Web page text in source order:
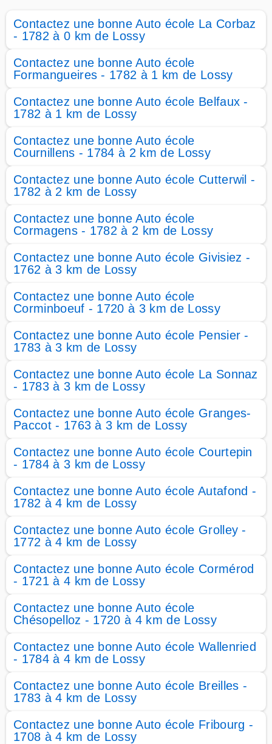
Contactez une bonne Auto école La Corbaz
- 1782 à 0 km de Lossy
Contactez une bonne Auto école
Formangueires - 1782 à 1 km de Lossy
Contactez une bonne Auto école Belfaux -
1782 à 1 km de Lossy
Contactez une bonne Auto école
Cournillens - 1784 à 2 km de Lossy
Contactez une bonne Auto école Cutterwil -
1782 à 2 km de Lossy
Contactez une bonne Auto école
Cormagens - 1782 à 2 km de Lossy
Contactez une bonne Auto école Givisiez -
1762 à 3 km de Lossy
Contactez une bonne Auto école
Corminboeuf - 1720 à 3 km de Lossy
Contactez une bonne Auto école Pensier -
1783 à 3 km de Lossy
Contactez une bonne Auto école La Sonnaz
- 1783 à 3 km de Lossy
Contactez une bonne Auto école Granges-
Paccot - 1763 à 3 km de Lossy
Contactez une bonne Auto école Courtepin
- 1784 à 3 km de Lossy
Contactez une bonne Auto école Autafond -
1782 à 4 km de Lossy
Contactez une bonne Auto école Grolley -
1772 à 4 km de Lossy
Contactez une bonne Auto école Cormérod
- 1721 à 4 km de Lossy
Contactez une bonne Auto école
Chésopelloz - 1720 à 4 km de Lossy
Contactez une bonne Auto école Wallenried
- 1784 à 4 km de Lossy
Contactez une bonne Auto école Breilles -
1783 à 4 km de Lossy
Contactez une bonne Auto école Fribourg -
1708 à 4 km de Lossy